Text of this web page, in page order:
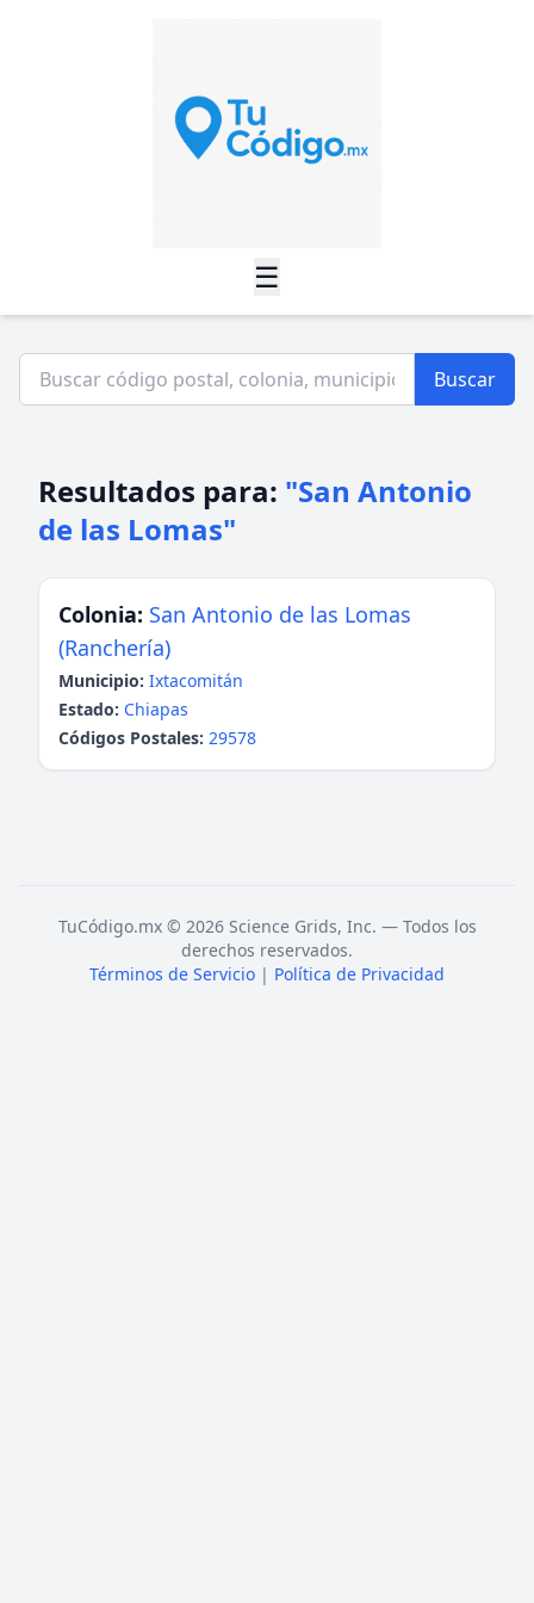
☰
Buscar
Resultados para: "San Antonio
de las Lomas"
Colonia: San Antonio de las Lomas
(Ranchería)
Municipio: Ixtacomitán
Estado: Chiapas
Códigos Postales: 29578
TuCódigo.mx © 2026 Science Grids, Inc. — Todos los
derechos reservados.
Términos de Servicio | Política de Privacidad